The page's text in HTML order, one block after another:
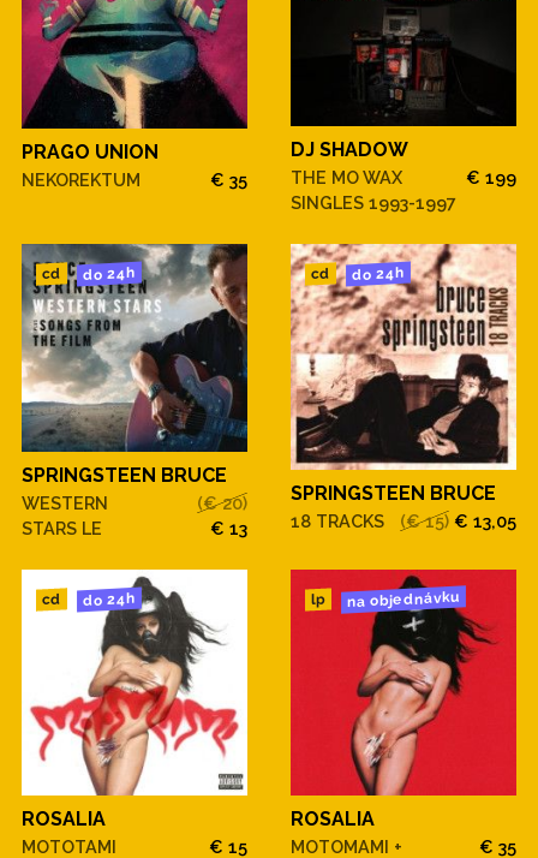
PRAGO UNION
NEKOREKTUM € 35
DJ SHADOW
THE MO WAX
SINGLES 1993-1997
€ 199
cd do 24h
SPRINGSTEEN BRUCE
WESTERN
STARS LE
(€ 20)
€ 13
cd do 24h
SPRINGSTEEN BRUCE
18 TRACKS (€ 15) € 13,05
cd do 24h
ROSALIA
MOTOTAMI € 15
lp na objednávku
ROSALIA
MOTOMAMI + € 35